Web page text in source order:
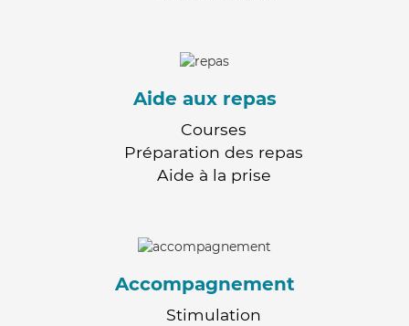
Aide aux repas
Courses
Préparation des repas
Aide à la prise
Accompagnement
Stimulation